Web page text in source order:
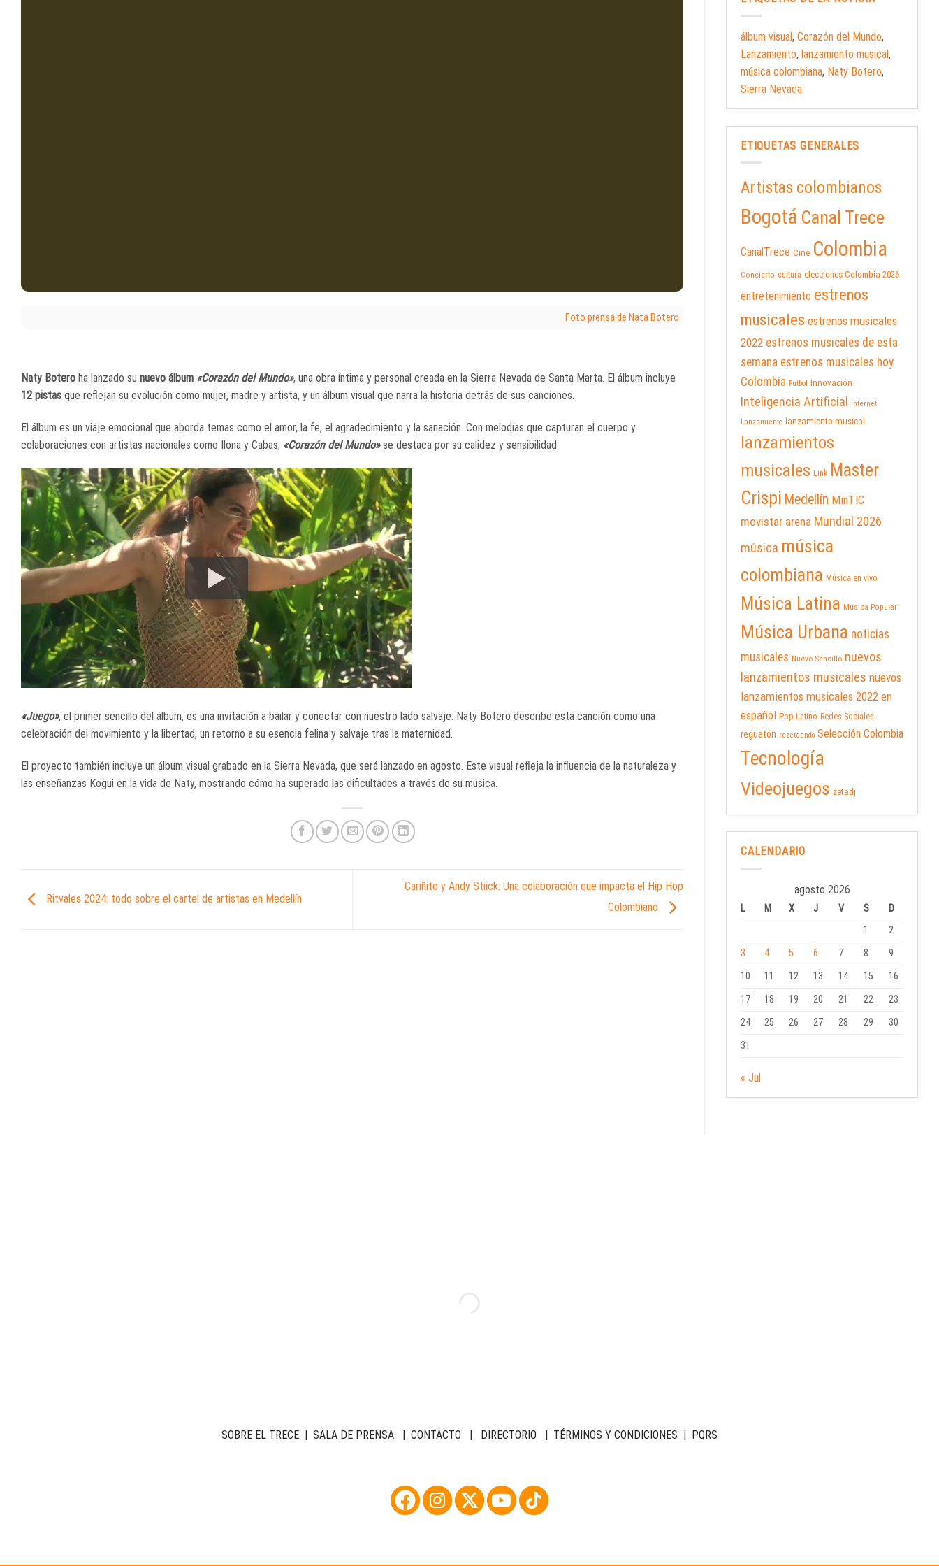
Foto prensa de Nata Botero
Naty Botero ha lanzado su nuevo álbum «Corazón del Mundo», una obra íntima y personal creada en la Sierra Nevada de Santa Marta. El álbum incluye
12 pistas que reflejan su evolución como mujer, madre y artista, y un álbum visual que narra la historia detrás de sus canciones.
El álbum es un viaje emocional que aborda temas como el amor, la fe, el agradecimiento y la sanación. Con melodías que capturan el cuerpo y
colaboraciones con artistas nacionales como Ilona y Cabas, «Corazón del Mundo»se destaca por su calidez y sensibilidad.
«Juego», el primer sencillo del álbum, es una invitación a bailar y conectar con nuestro lado salvaje. Naty Botero describe esta canción como una
celebración del movimiento y la libertad, un retorno a su esencia felina y salvaje tras la maternidad.
El proyecto también incluye un álbum visual grabado en la Sierra Nevada, que será lanzado en agosto. Este visual refleja la influencia de la naturaleza y
las enseñanzas Kogui en la vida de Naty, mostrando cómo ha superado las dificultades a través de su música.
Ritvales 2024: todo sobre el cartel de artistas en Medellín
Cariñito y Andy Stiick: Una colaboración que impacta el Hip Hop
Colombiano
álbum visual, Corazón del Mundo,
Lanzamiento, lanzamiento musical,
música colombiana, Naty Botero,
Sierra Nevada
ETIQUETAS GENERALES
Artistas colombianos
Bogotá Canal Trece
CanalTrece Cine Colombia
Concierto cultura elecciones Colombia 2026
entretenimiento estrenos
musicales estrenos musicales
2022 estrenos musicales de esta
semana estrenos musicales hoy
Colombia Futbol Innovación
Inteligencia Artificial
Internet
Lanzamiento
lanzamiento musical
lanzamientos
musicales Link Master
Crispi Medellín MinTIC
movistar arena Mundial 2026
música música
colombiana Música en vivo
Música Latina Música Popular
Música Urbana noticias
musicales Nuevo Sencillo nuevos
lanzamientos musicales nuevos
lanzamientos musicales 2022 en
español Pop Latino Redes Sociales
reguetón rezeteando Selección Colombia
Tecnología
Videojuegos zetadj
CALENDARIO
agosto 2026
L M X J V S
D
1
2
3
4 5 6 7 8
9
10
11 12 13 14 15
16
17
18 19 20 21 22
23
24
25 26 27 28 29
30
31
« Jul
SOBRE EL TRECE | SALA DE PRENSA | CONTACTO | DIRECTORIO | TÉRMINOS Y CONDICIONES | PQRS